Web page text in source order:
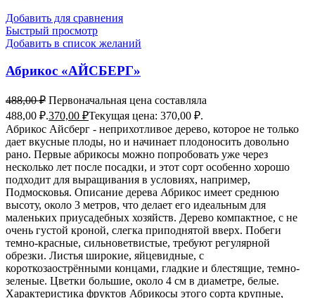
Добавить для сравнения
Быстрый просмотр
Добавить в список желаний
Абрикос «АЙСБЕРГ»
488,00₽ Первоначальная цена составляла
488,00 ₽.370,00 ₽Текущая цена: 370,00 ₽.
Абрикос Айсберг - неприхотливое дерево, которое не только
дает вкусные плоды, но и начинает плодоносить довольно
рано. Первые абрикосы можно попробовать уже через
несколько лет после посадки, и этот сорт особенно хорошо
подходит для выращивания в условиях, например,
Подмосковья. Описание дерева Абрикос имеет среднюю
высоту, около 3 метров, что делает его идеальным для
маленьких приусадебных хозяйств. Дерево компактное, с не
очень густой кроной, слегка приподнятой вверх. Побеги
темно-красные, сильноветвистые, требуют регулярной
обрезки. Листья широкие, яйцевидные, с
короткозаострёнными концами, гладкие и блестящие, темно-
зеленые. Цветки большие, около 4 см в диаметре, белые.
Характеристика фруктов Абрикосы этого сорта крупные,